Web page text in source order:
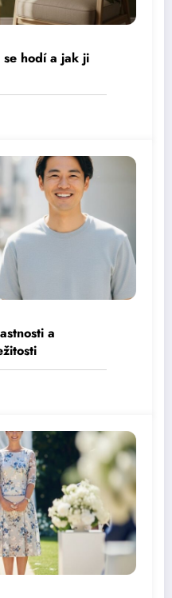
hodí a jak ji
a